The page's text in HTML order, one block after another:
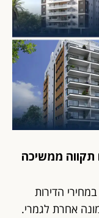
תקווה ממשיכה
הדירות
אחרת לגמרי.